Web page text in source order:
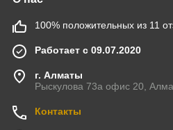
100% положительных из 11
Работает с 09.07.2020
г. Алматы
Рыскулова 73а офис 20,
Контакты